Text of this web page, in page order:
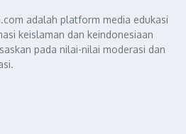
adalah platform media edukasi
keislaman dan keindonesiaan
pada nilai-nilai moderasi dan